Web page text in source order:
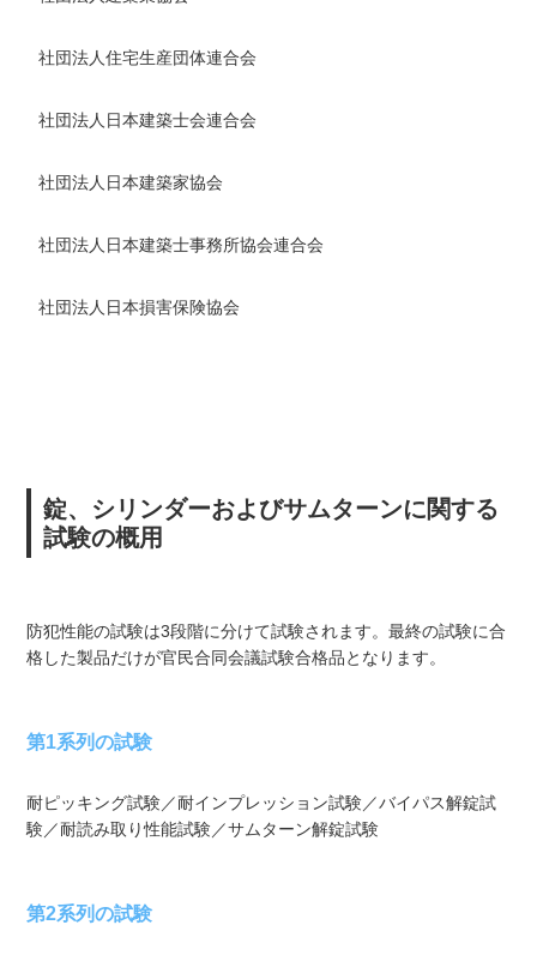
社団法人住宅生産団体連合会
社団法人日本建築士会連合会
社団法人日本建築家協会
社団法人日本建築士事務所協会連合会
社団法人日本損害保険協会
錠、シリンダーおよびサムターンに関する
試験の概用
防犯性能の試験は3段階に分けて試験されます。最終の試験に合
格した製品だけが官民合同会議試験合格品となります。
第1系列の試験
耐ピッキング試験／耐インプレッション試験／バイパス解錠試
験／耐読み取り性能試験／サムターン解錠試験
第2系列の試験